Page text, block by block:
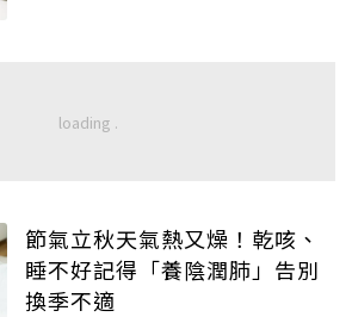
節氣立秋天氣熱又燥！乾咳、
睡不好記得「養陰潤肺」告別
換季不適